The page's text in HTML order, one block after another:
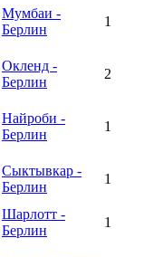
Мумбаи -
Берлин
1
Окленд -
Берлин
2
Найроби -
Берлин
1
Сыктывкар -
Берлин
1
Шарлотт -
Берлин
1